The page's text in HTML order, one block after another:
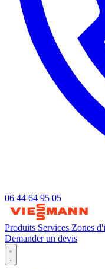
06 44 64 95 05
Produits Services Zones
Demander un devis